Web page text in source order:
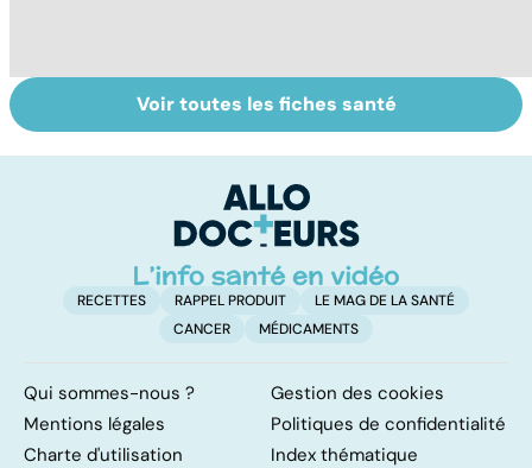
Comment
faciliter la
Le magnésium,
un oligo-élément
Voir toutes les fiches santé
RECETTES RAPPEL PRODUIT
LE MAG DE LA SANTÉ
CANCER
MÉDICAMENTS
Qui sommes-nous ?
Gestion des cookies
Mentions légales
Politiques de confidentialité
Charte d'utilisation
Index thématique